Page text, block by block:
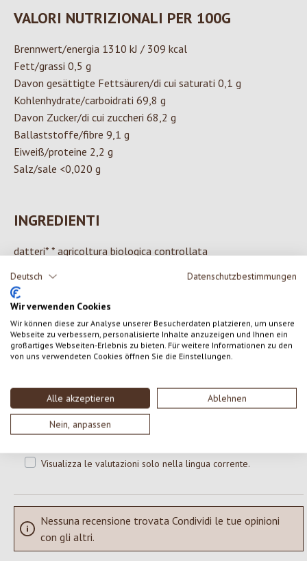
Deutsch Datenschutzbestimmungen
Wir verwenden Cookies
Wir können diese zur Analyse unserer Besucherdaten platzieren, um unsere
Webseite zu verbessern, personalisierte Inhalte anzuzeigen und Ihnen ein
großartiges Webseiten-Erlebnis zu bieten. Für weitere Informationen zu den
von uns verwendeten Cookies öffnen Sie die Einstellungen.
Alle akzeptieren Ablehnen
Nein, anpassen
VALORI NUTRIZIONALI PER 100G
Brennwert/energia 1310 kJ / 309 kcal
Fett/grassi 0,5 g
Davon gesättigte Fettsäuren/di cui saturati 0,1 g
Kohlenhydrate/carboidrati 69,8 g
Davon Zucker/di cui zuccheri 68,2 g
Ballaststoffe/fibre 9,1 g
Eiweiß/proteine 2,2 g
Salz/sale <0,020 g
INGREDIENTI
datteri* * agricoltura biologica controllata
0 di 0 valutazioni
Valutazione media di 0 su 5 stelle
Formula una valutazione!
Condividi le tue esperienze con il prodotto con altri clienti.
SCRIVERE UNA RECENSIONE
Visualizza le valutazioni solo nella lingua corrente.
Nessuna recensione trovata Condividi le tue opinioni
con gli altri.